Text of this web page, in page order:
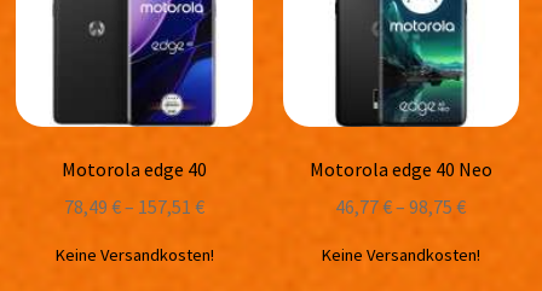
Motorola edge 40
78,49€– 157,51€
Keine Versandkosten!
Motorola edge 40 Neo
46,77€–98,75€
Keine Versandkosten!